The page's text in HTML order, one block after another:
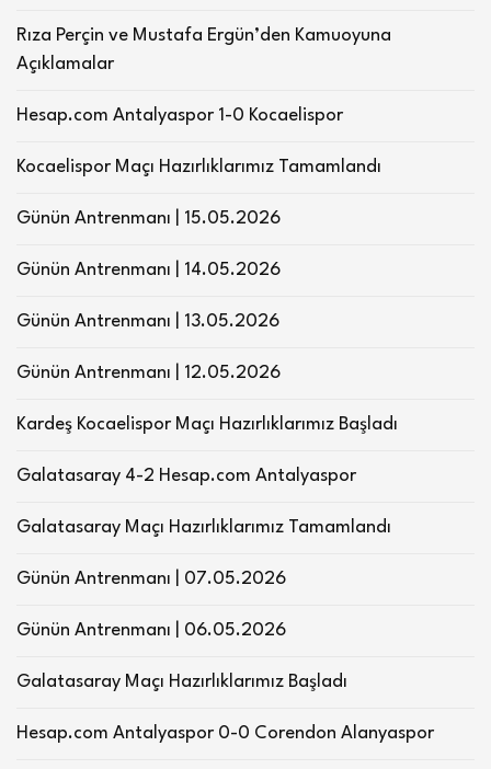
Rıza Perçin ve Mustafa Ergün’den Kamuoyuna
Açıklamalar
Hesap.com Antalyaspor 1-0 Kocaelispor
Kocaelispor Maçı Hazırlıklarımız Tamamlandı
Günün Antrenmanı | 15.05.2026
Günün Antrenmanı | 14.05.2026
Günün Antrenmanı | 13.05.2026
Günün Antrenmanı | 12.05.2026
Kardeş Kocaelispor Maçı Hazırlıklarımız Başladı
Galatasaray 4-2 Hesap.com Antalyaspor
Galatasaray Maçı Hazırlıklarımız Tamamlandı
Günün Antrenmanı | 07.05.2026
Günün Antrenmanı | 06.05.2026
Galatasaray Maçı Hazırlıklarımız Başladı
Hesap.com Antalyaspor 0-0 Corendon Alanyaspor